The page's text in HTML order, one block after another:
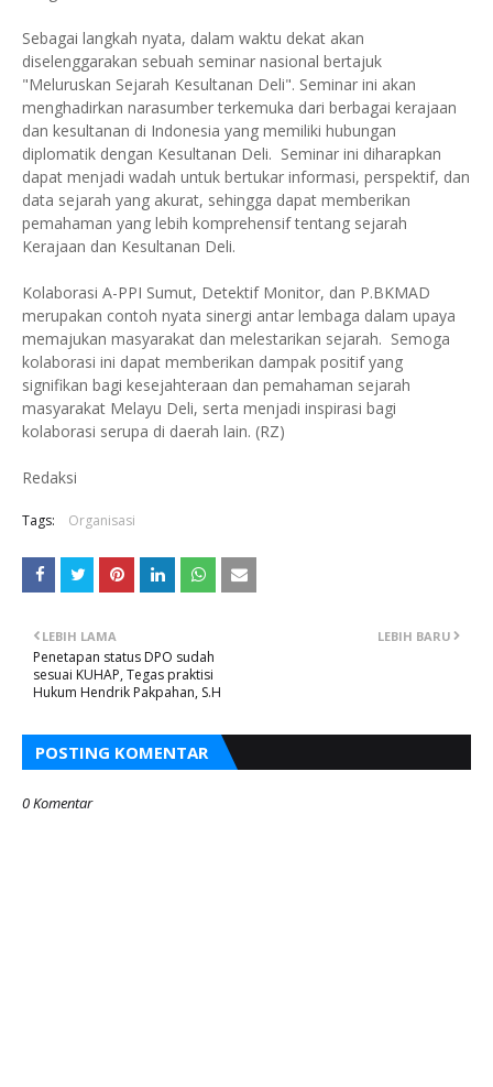
Sebagai langkah nyata, dalam waktu dekat akan
diselenggarakan sebuah seminar nasional bertajuk
"Meluruskan Sejarah Kesultanan Deli". Seminar ini akan
menghadirkan narasumber terkemuka dari berbagai kerajaan
dan kesultanan di Indonesia yang memiliki hubungan
diplomatik dengan Kesultanan Deli. Seminar ini diharapkan
dapat menjadi wadah untuk bertukar informasi, perspektif, dan
data sejarah yang akurat, sehingga dapat memberikan
pemahaman yang lebih komprehensif tentang sejarah
Kerajaan dan Kesultanan Deli.
Kolaborasi A-PPI Sumut, Detektif Monitor, dan P.BKMAD
merupakan contoh nyata sinergi antar lembaga dalam upaya
memajukan masyarakat dan melestarikan sejarah. Semoga
kolaborasi ini dapat memberikan dampak positif yang
signifikan bagi kesejahteraan dan pemahaman sejarah
masyarakat Melayu Deli, serta menjadi inspirasi bagi
kolaborasi serupa di daerah lain. (RZ)
Redaksi
Tags: Organisasi
LEBIH BARU
LEBIH LAMA
Penetapan status DPO sudah
sesuai KUHAP, Tegas praktisi
Hukum Hendrik Pakpahan, S.H
POSTING KOMENTAR
0 Komentar